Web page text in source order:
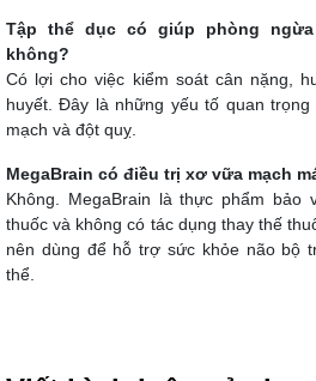
Tập thể dục có giúp phòng
không?
Có lợi cho việc kiểm soát cân nặng,
huyết. Đây là những yếu tố quan
mạch và đột quỵ.
MegaBrain có điều trị xơ vữa mạch
Không. MegaBrain là thực phẩm bảo
thuốc và không có tác dụng thay thế
nên dùng để hỗ trợ sức khỏe não bộ
thể.